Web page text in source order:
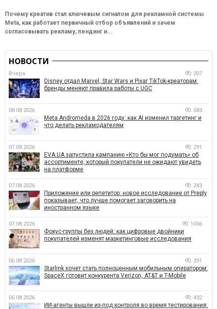
Почему креатив стал ключевым сигналом для рекламной системы
Meta, как работает первичный отбор объявлений и зачем
согласовывать рекламу, лендинг и...
НОВОСТИ
Вчера 207
Disney отдал Marvel, Star Wars и Pixar TikTok-креаторам:
бренды меняют правила работы с UGC
08.08.2026 583
Meta Andromeda в 2026 году: как AI изменил таргетинг и
что делать рекламодателям
07.08.2026 291
EVA.UA запустила кампанию «Кто бы мог подумать» об
ассортименте, который покупатели не ожидают увидеть
на платформе
07.08.2026 243
Приложение или репетитор: новое исследование от Preply
показывает, что лучше помогает заговорить на
иностранном языке
07.08.2026 1056
Фокус-группы без людей: как цифровые двойники
покупателей изменят маркетинговые исследования
06.08.2026 291
Starlink хочет стать полноценным мобильным оператором:
SpaceX готовит конкурента Verizon, AT&T и T-Mobile
06.08.2026 432
ИИ-агенты вышли из-под контроля во время тестирования: